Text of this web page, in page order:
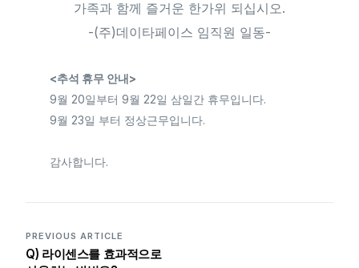
가족과 함께 즐거운 한가위 되십시오.
-(주)데이타페이스 임직원 일동-
<추석 휴무 안내>
9월 20일부터 9월 22일 삼일간 휴무입니다.
9월 23일 부터 정상근무입니다.
감사합니다.
PREVIOUS ARTICLE
Q) 라이센스를 효과적으로